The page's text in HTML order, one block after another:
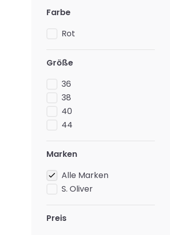
Farbe
Rot
Größe
36
38
40
44
Marken
Alle Marken
S. Oliver
Preis